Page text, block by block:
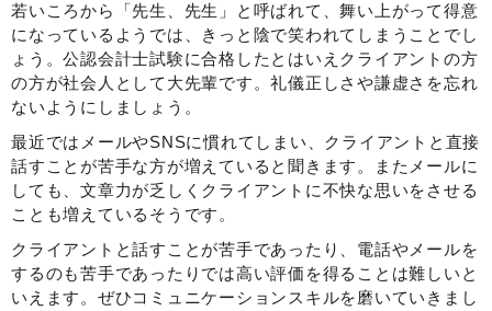
若いころから「先生、先生」と呼ばれて、舞い上がって得意
になっているようでは、きっと陰で笑われてしまうことでし
ょう。公認会計士試験に合格したとはいえクライアントの方
の方が社会人として大先輩です。礼儀正しさや謙虚さを忘れ
ないようにしましょう。
最近ではメールやSNSに慣れてしまい、クライアントと直接
話すことが苦手な方が増えていると聞きます。またメールに
しても、文章力が乏しくクライアントに不快な思いをさせる
ことも増えているそうです。
クライアントと話すことが苦手であったり、電話やメールを
するのも苦手であったりでは高い評価を得ることは難しいと
いえます。ぜひコミュニケーションスキルを磨いていきまし